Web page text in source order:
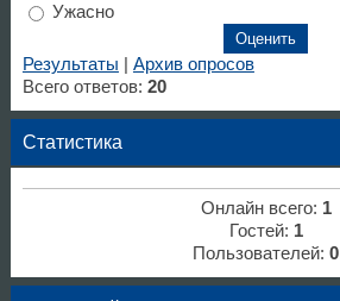
Ужасно
Результаты
Архив опросов
Всего ответов: 20
Статистика
Онлайн всего: 1
Гостей: 1
Пользователей:0